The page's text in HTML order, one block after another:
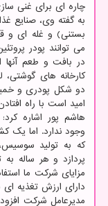
چاره ای برای غنی
به گفته وی، صنایع
بستنی) و غله ای و
می توانند پودر
در بافت و طعم آنها
کارخانه های گوشتی،
دو شکل پودری و
امید است با راه
هاشم پور اشاره
که به تولید
پردازد و هر ساله
مزایای شرکت ما
دارای ارزش تغذیه